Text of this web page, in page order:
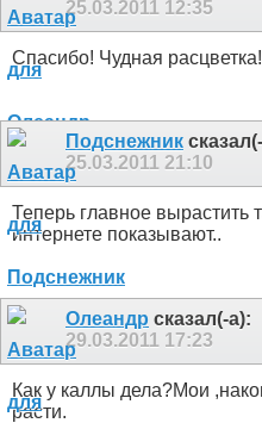
25.03.2011 12:35
Спасибо! Чудная расцветка!
Подснежник
25.03.2011 21:10
Теперь главное вырастить
интернете показывают..
Олеандр сказал(-а):
29.03.2011 17:23
Как у каллы дела?Мои
расти.